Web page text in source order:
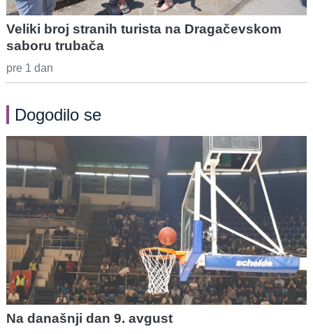
Veliki broj stranih turista na Dragačevskom
saboru trubača
pre 1 dan
Dogodilo se
Na današnji dan 9. avgust